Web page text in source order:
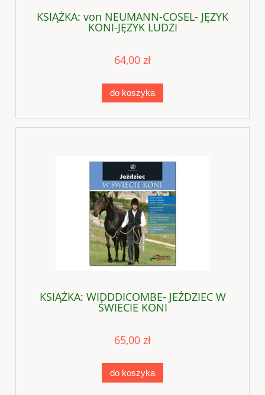
KSIĄŻKA: von NEUMANN-COSEL- JĘZYK
KONI-JĘZYK LUDZI
64,00 zł
do koszyka
KSIĄŻKA: WIDDDICOMBE- JEŹDZIEC W
ŚWIECIE KONI
65,00 zł
do koszyka